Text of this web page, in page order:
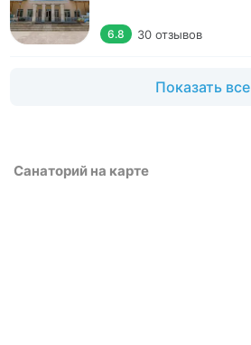
6.8 30 отзывов
Показать все
Санаторий на карте